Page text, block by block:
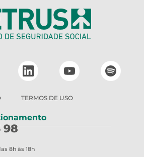
TERMOS DE USO
98
8h às 18h